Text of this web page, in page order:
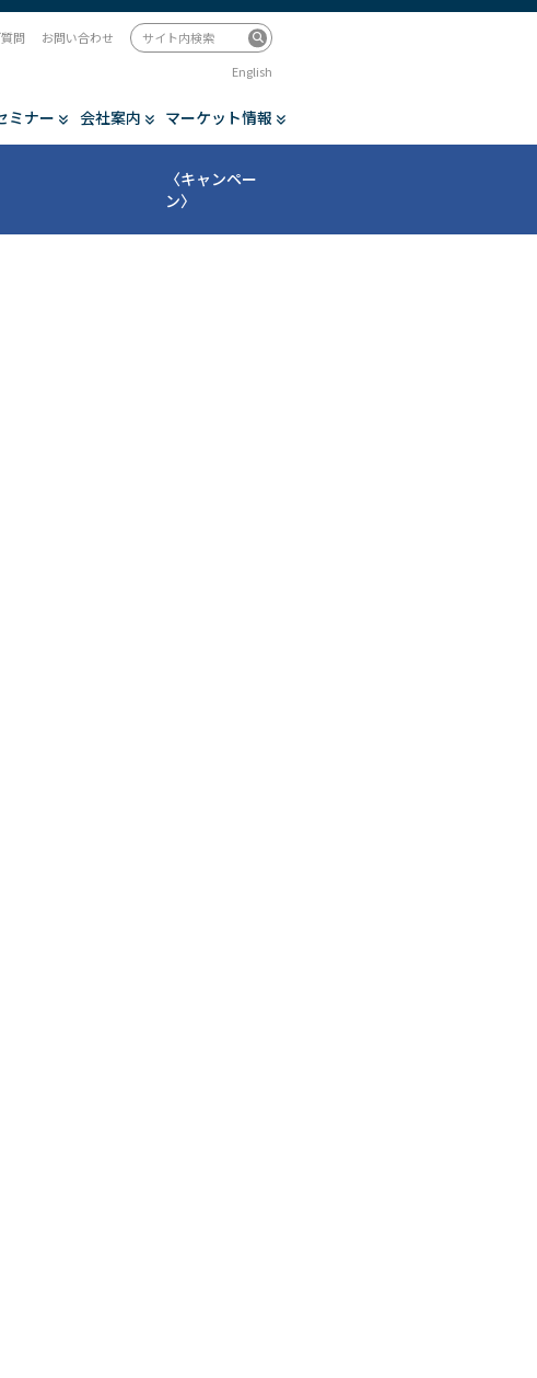
ミナー 会社案内 マーケット情報
問
お問い合わせ
English
〈キャンペー
ン〉